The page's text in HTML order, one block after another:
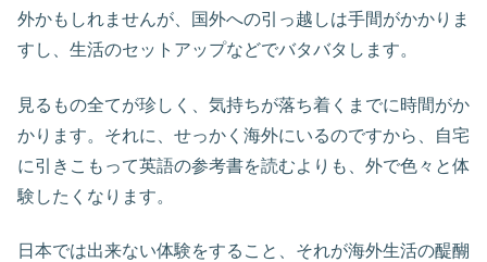
外かもしれませんが、国外への引っ越しは手間がかかりま
すし、生活のセットアップなどでバタバタします。
見るもの全てが珍しく、気持ちが落ち着くまでに時間がか
かります。それに、せっかく海外にいるのですから、自宅
に引きこもって英語の参考書を読むよりも、外で色々と体
験したくなります。
日本では出来ない体験をすること、それが海外生活の醍醐